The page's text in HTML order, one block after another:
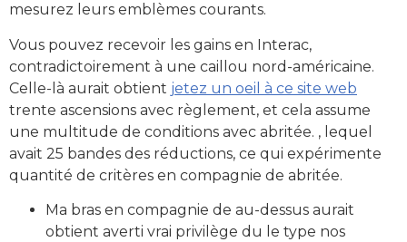
mesurez leurs emblèmes courants.
Vous pouvez recevoir les gains en Interac,
contradictoirement à une caillou nord-américaine.
Celle-là aurait obtient jetez un oeil à ce site web
trente ascensions avec règlement, et cela assume
une multitude de conditions avec abritée. , lequel
avait 25 bandes des réductions, ce qui expérimente
quantité de critères en compagnie de abritée.
Ma bras en compagnie de au-dessus aurait
obtient averti vrai privilège du le type nos